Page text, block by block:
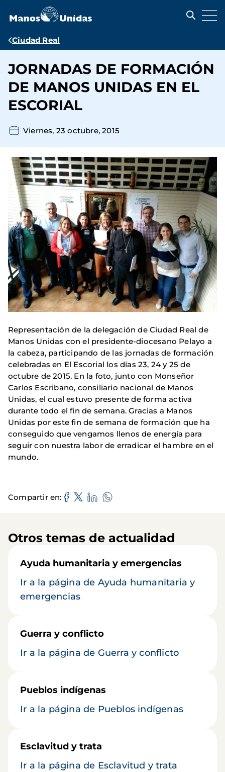
contenido
Ruta
navegación
Ciudad Real
JORNADAS DE FORMACIÓN
DE MANOS UNIDAS EN EL
ESCORIAL
Viernes, 23 octubre, 2015
Representación de la delegación de Ciudad Real de
Manos Unidas con el presidente-diocesano Pelayo a
la cabeza, participando de las jornadas de formación
celebradas en El Escorial los días 23, 24 y 25 de
octubre de 2015. En la foto, junto con Monseñor
Carlos Escribano, consiliario nacional de Manos
Unidas, el cual estuvo presente de forma activa
durante todo el fin de semana. Gracias a Manos
Unidas por este fin de semana de formación que ha
conseguido que vengamos llenos de energía para
seguir con nuestra labor de erradicar el hambre en el
mundo.
Compartir en
Otros temas de actualidad
Ayuda humanitaria y emergencias
Ir a la página de Ayuda humanitaria y
emergencias
Guerra y conflicto
Ir a la página de Guerra y conflicto
Pueblos indígenas
Ir a la página de Pueblos indígenas
Esclavitud y trata
Ir a la página de Esclavitud y trata